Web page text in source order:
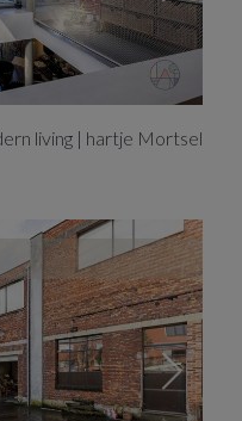
living | hartje Mortsel